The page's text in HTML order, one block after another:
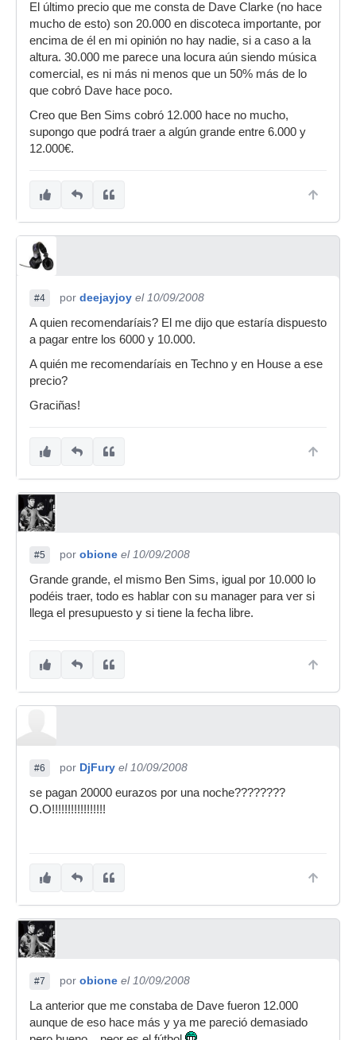
El último precio que me consta de Dave Clarke (no hace
mucho de esto) son 20.000 en discoteca importante, por
encima de él en mi opinión no hay nadie, si a caso a la
altura. 30.000 me parece una locura aún siendo música
comercial, es ni más ni menos que un 50% más de lo
que cobró Dave hace poco.
Creo que Ben Sims cobró 12.000 hace no mucho,
supongo que podrá traer a algún grande entre 6.000 y
12.000€.
#4 por deejayjoy el 10/09/2008
A quien recomendaríais? El me dijo que estaría dispuesto
a pagar entre los 6000 y 10.000.
A quién me recomendaríais en Techno y en House a ese
precio?
Graciñas!
#5 por obione el 10/09/2008
Grande grande, el mismo Ben Sims, igual por 10.000 lo
podéis traer, todo es hablar con su manager para ver si
llega el presupuesto y si tiene la fecha libre.
#6 por DjFury el 10/09/2008
se pagan 20000 eurazos por una noche????????
O.O!!!!!!!!!!!!!!!!!
#7 por obione el 10/09/2008
La anterior que me constaba de Dave fueron 12.000
aunque de eso hace más y ya me pareció demasiado